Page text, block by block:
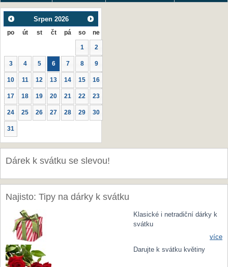
Srpen 2026
po út st čt pá so ne
1 2
3 4 5 6 7 8 9
10 11 12 13 14 15 16
17 18 19 20 21 22 23
24 25 26 27 28 29 30
31
Dárek k svátku se slevou!
Najisto: Tipy na dárky k svátku
Klasické i netradiční dárky k
svátku
více
Darujte k svátku květiny